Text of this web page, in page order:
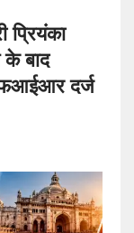
प्रियंका
के बाद
दर्ज